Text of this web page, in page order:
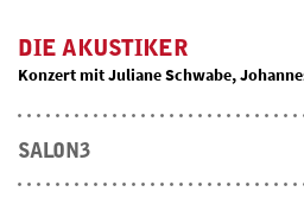
DIE AKUSTIKER
Konzert mit Juliane Schwabe,
SALON3